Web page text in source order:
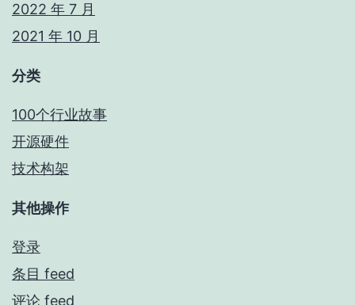
2022 年 7 月
2021 年 10 月
分类
100个行业故事
开源硬件
技术构架
其他操作
登录
条目 feed
评论 feed